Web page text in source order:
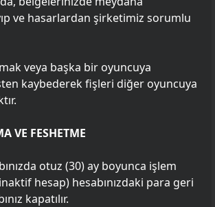
ve hasarlardan şirketimiz sorumlu
veya başka bir oyuncuya
kaybederek fişleri diğer oyuncuya
VE FESHETME
otuz (30) ay boyunca işlem
hesap) hesabınızdaki para geri
kapatılır.